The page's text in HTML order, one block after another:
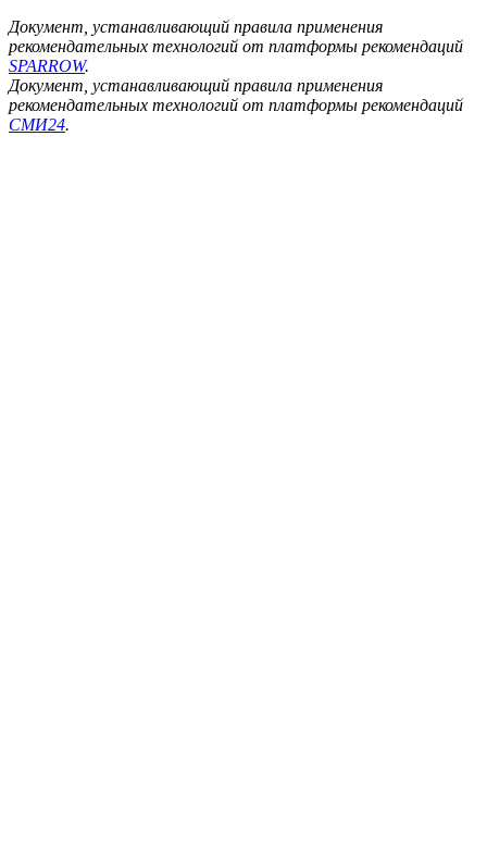
Документ, устанавливающий правила применения
рекомендательных технологий от платформы рекомендаций
SPARROW.
Документ, устанавливающий правила применения
рекомендательных технологий от платформы рекомендаций
СМИ24.